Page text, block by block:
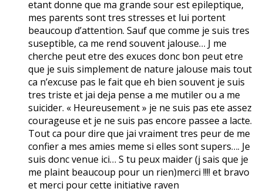
etant donne que ma grande sour est epileptique,
mes parents sont tres stresses et lui portent
beaucoup d’attention. Sauf que comme je suis tres
suseptible, ca me rend souvent jalouse… J me
cherche peut etre des exuces donc bon peut etre
que je suis simplement de nature jalouse mais tout
ca n’excuse pas le fait que eh bien souvent je suis
tres triste et jai deja pense a me mutiler ou a me
suicider. « Heureusement » je ne suis pas ete assez
courageuse et je ne suis pas encore passee a lacte.
Tout ca pour dire que jai vraiment tres peur de me
confier a mes amies meme si elles sont supers…. Je
suis donc venue ici… S tu peux maider (j sais que je
me plaint beaucoup pour un rien)merci !!!! et bravo
et merci pour cette initiative raven